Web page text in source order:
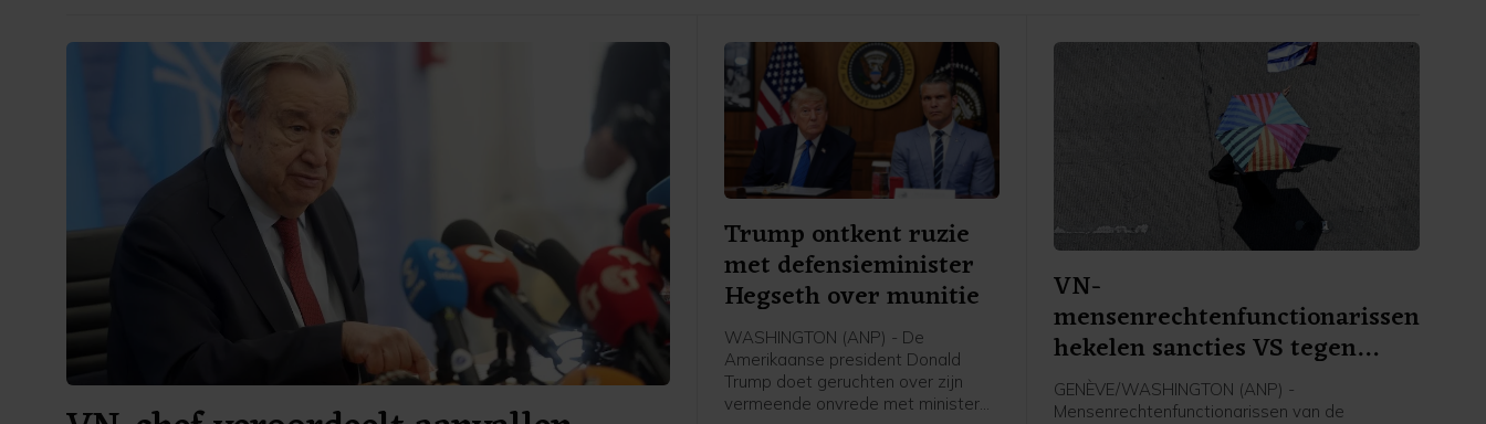
Trump ontkent ruzie
met defensieminister
Hegseth over munitie
WASHINGTON (ANP) - De
Amerikaanse president Donald
Trump doet geruchten over zijn
vermeende onvrede met minister
VN-
mensenrechtenfunctionarissen
hekelen sancties VS tegen
Cuba
GENÈVE/WASHINGTON (ANP) -
Mensenrechtenfunctionarissen van de